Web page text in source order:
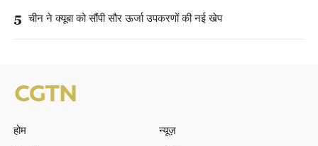
5 चीन ने क्यूबा को सौंपी सौर ऊर्जा उपकरणों की नई खेप
होम
न्यूज़